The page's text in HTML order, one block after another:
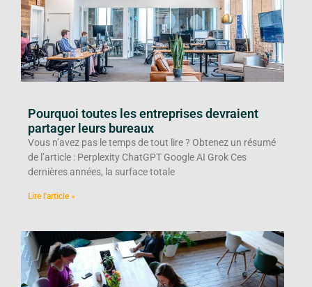
Pourquoi toutes les entreprises devraient
partager leurs bureaux
Vous n’avez pas le temps de tout lire ? Obtenez un résumé
de l’article : Perplexity ChatGPT Google AI Grok Ces
dernières années, la surface totale
Lire l'article »